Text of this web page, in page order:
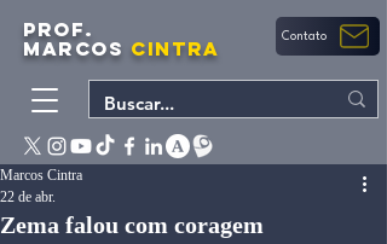
PROF.
MARCOS CINTRA Contato
Zema falou com coragem
Marcos Cintra
22 de abr.